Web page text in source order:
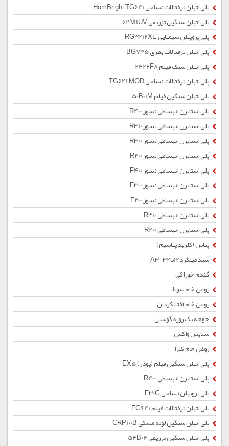
پلی اتیلن ترفتالات نساجی HomBright TG641
پلی اتیلن سنگین تزریقی 62N11UV
پلی پروپیلن شیمیایی RG3212XE
پلی اتیلن ترفتالات بطری BG735
پلی اتیلن سبک فیلم 2426F8
پلی اتیلن ترفتالات نساجی TG641 MOD
پلی اتیلن سنگین فیلم 50B01M
پلی استایرن انبساطی نسوز R400
پلی استایرن انبساطی نسوز R310
پلی استایرن انبساطی نسوز R300
پلی استایرن انبساطی نسوز R200
پلی استایرن انبساطی نسوز F400
پلی استایرن انبساطی نسوز F300
پلی استایرن انبساطی نسوز F200
پلی استایرن انبساطی R310
پلی استایرن انبساطی R200
پتاس (کلرید پتاسیم)
سبد میلگرد12تا32-A3
گندم خوراکی
روغن خام سویا
روغن خام آفتابگردان
جوجه یک روزه گوشتی
سلاپس واکس
روغن خام کلزا
پلی اتیلن سنگین فیلم (پودر) EX5
پلی استایرن انبساطی R400
پلی پروپیلن نساجی F30G
پلی اتیلن ترفتالات فیلم FG641
پلی اتیلن سنگین لوله مشکی CRP100B
پلی اتیلن سنگین تزریقی 54B04